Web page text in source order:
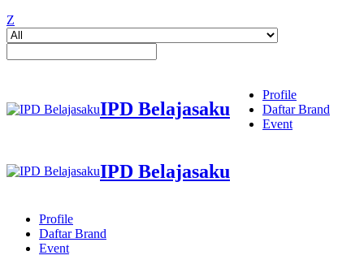
Z
IPD Belajasaku
Profile
Daftar Brand
Event
IPD Belajasaku
Profile
Daftar Brand
Event